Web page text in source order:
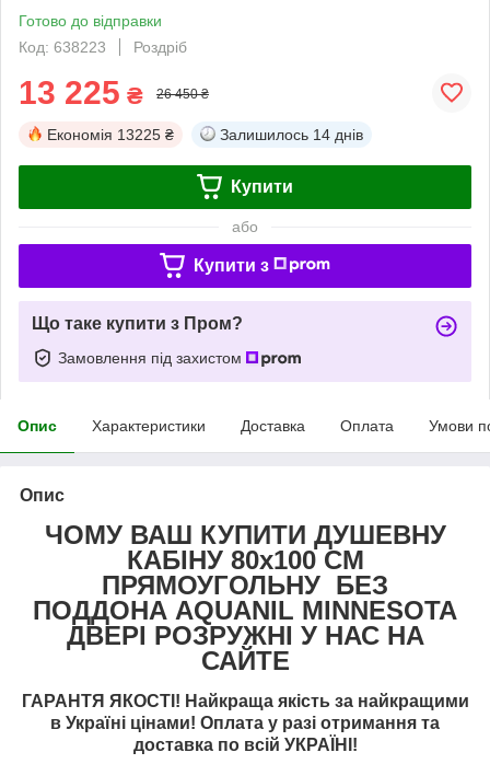
Готово до відправки
Код: 638223
Роздріб
13 225 ₴ 26 450 ₴
Економія 13225 ₴ Залишилось 14 днів
Купити
або
Купити з
Що таке купити з Пром?
Замовлення під захистом
Опис Характеристики Доставка Оплата Умови
Опис
ЧОМУ ВАШ КУПИТИ ДУШЕВНУ
КАБІНУ 80х100 СМ
ПРЯМОУГОЛЬНУ БЕЗ
ПОДДОНА AQUANIL MINNESOTA
ДВЕРІ РОЗРУЖНІ У НАС НА
САЙТЕ
ГАРАНТЯ ЯКОСТІ! Найкраща якість за найкращими
в Україні цінами! Оплата у разі отримання та
доставка по всій УКРАЇНІ!